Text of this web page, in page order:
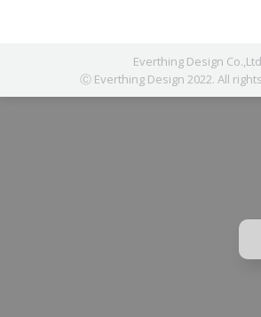
Everthing Design
Ⓒ Everthing Design 2022. All